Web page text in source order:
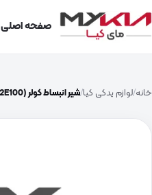
صفحه اصلی
خانه لوازم یدکی کیا شیر انبساط کولر (976262E100)